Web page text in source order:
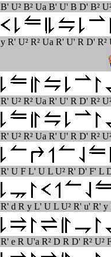
B' U² B² Ua B' U' B D' B²
y R' U² R² Ua R' U' R D'
R' U² R² Ua R' U' R D' R²
R' U² R² Ua R' U' R D' R²
R' U F L' U L U² R' D' F' L
R' d R y L' U L U² R' u' R' y
R' e R U'a R² D R D' R² U²